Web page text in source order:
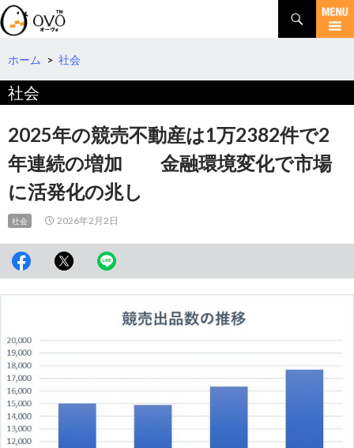
検
索
コ
テ
ツ
へ
動
ホーム > 社会
社会
2025年の競売不動産は1万2382件で2
年連続の増加 金融環境変化で市場
に活発化の兆し
社会 2026年2月2日